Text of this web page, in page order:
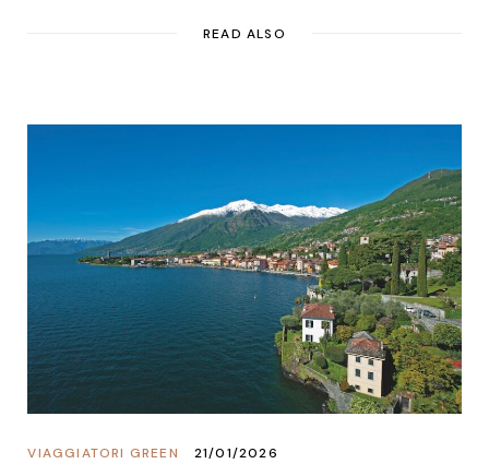
READ ALSO
VIAGGIATORI GREEN 21/01/2026